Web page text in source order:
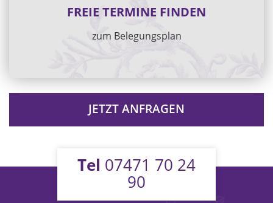
FREIE TERMINE FINDEN
zum Belegungsplan
JETZT ANFRAGEN
Tel 07471 70 24
90